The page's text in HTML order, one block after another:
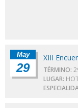
May
29
XIII
TÉRMINO:
LUGAR: